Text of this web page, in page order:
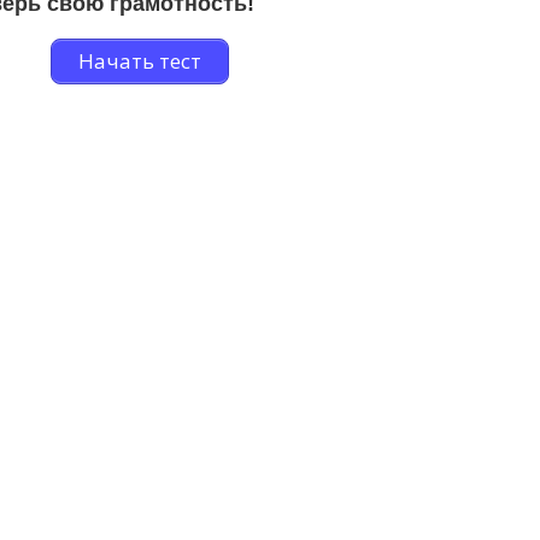
Начать тест